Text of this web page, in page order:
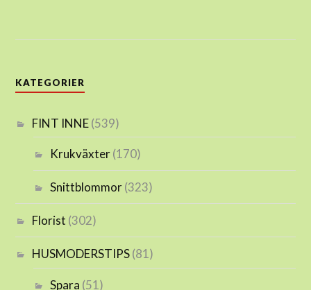
KATEGORIER
FINT INNE(539)
Krukväxter(170)
Snittblommor(323)
Florist (302)
HUSMODERSTIPS(81)
Spara (51)